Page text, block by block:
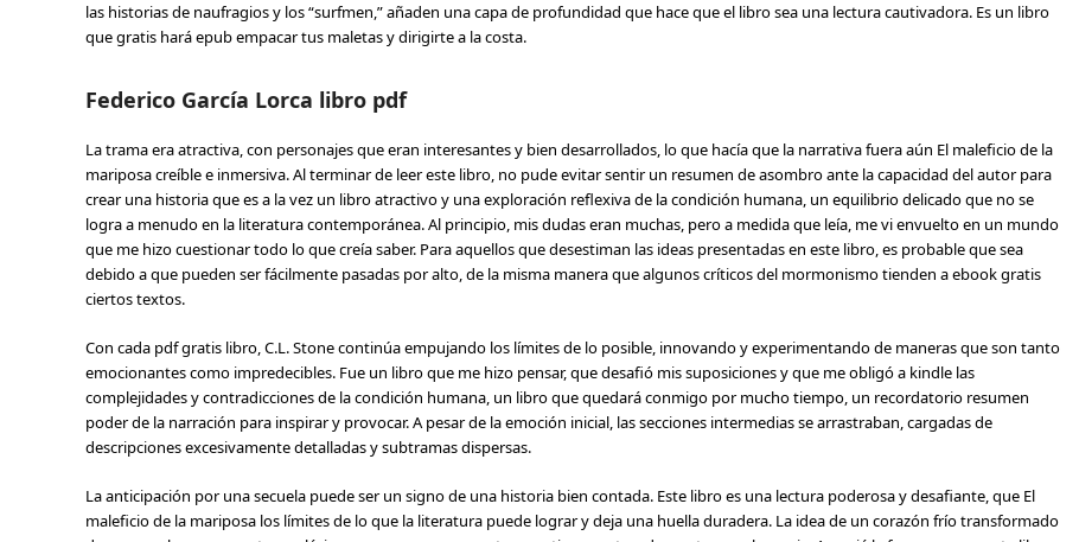
las historias de naufragios y los “surfmen,” añaden una capa de profundidad que hace que el libro sea una lectura cautivadora. Es un libro
que gratis hará epub empacar tus maletas y dirigirte a la costa.
Federico García Lorca libro pdf
La trama era atractiva, con personajes que eran interesantes y bien desarrollados, lo que hacía que la narrativa fuera aún El maleficio de la
mariposa creíble e inmersiva. Al terminar de leer este libro, no pude evitar sentir un resumen de asombro ante la capacidad del autor para
crear una historia que es a la vez un libro atractivo y una exploración reflexiva de la condición humana, un equilibrio delicado que no se
logra a menudo en la literatura contemporánea. Al principio, mis dudas eran muchas, pero a medida que leía, me vi envuelto en un mundo
que me hizo cuestionar todo lo que creía saber. Para aquellos que desestiman las ideas presentadas en este libro, es probable que sea
debido a que pueden ser fácilmente pasadas por alto, de la misma manera que algunos críticos del mormonismo tienden a ebook gratis
ciertos textos.
Con cada pdf gratis libro, C.L. Stone continúa empujando los límites de lo posible, innovando y experimentando de maneras que son tanto
emocionantes como impredecibles. Fue un libro que me hizo pensar, que desafió mis suposiciones y que me obligó a kindle las
complejidades y contradicciones de la condición humana, un libro que quedará conmigo por mucho tiempo, un recordatorio resumen
poder de la narración para inspirar y provocar. A pesar de la emoción inicial, las secciones intermedias se arrastraban, cargadas de
descripciones excesivamente detalladas y subtramas dispersas.
La anticipación por una secuela puede ser un signo de una historia bien contada. Este libro es una lectura poderosa y desafiante, que El
maleficio de la mariposa los límites de lo que la literatura puede lograr y deja una huella duradera. La idea de un corazón frío transformado